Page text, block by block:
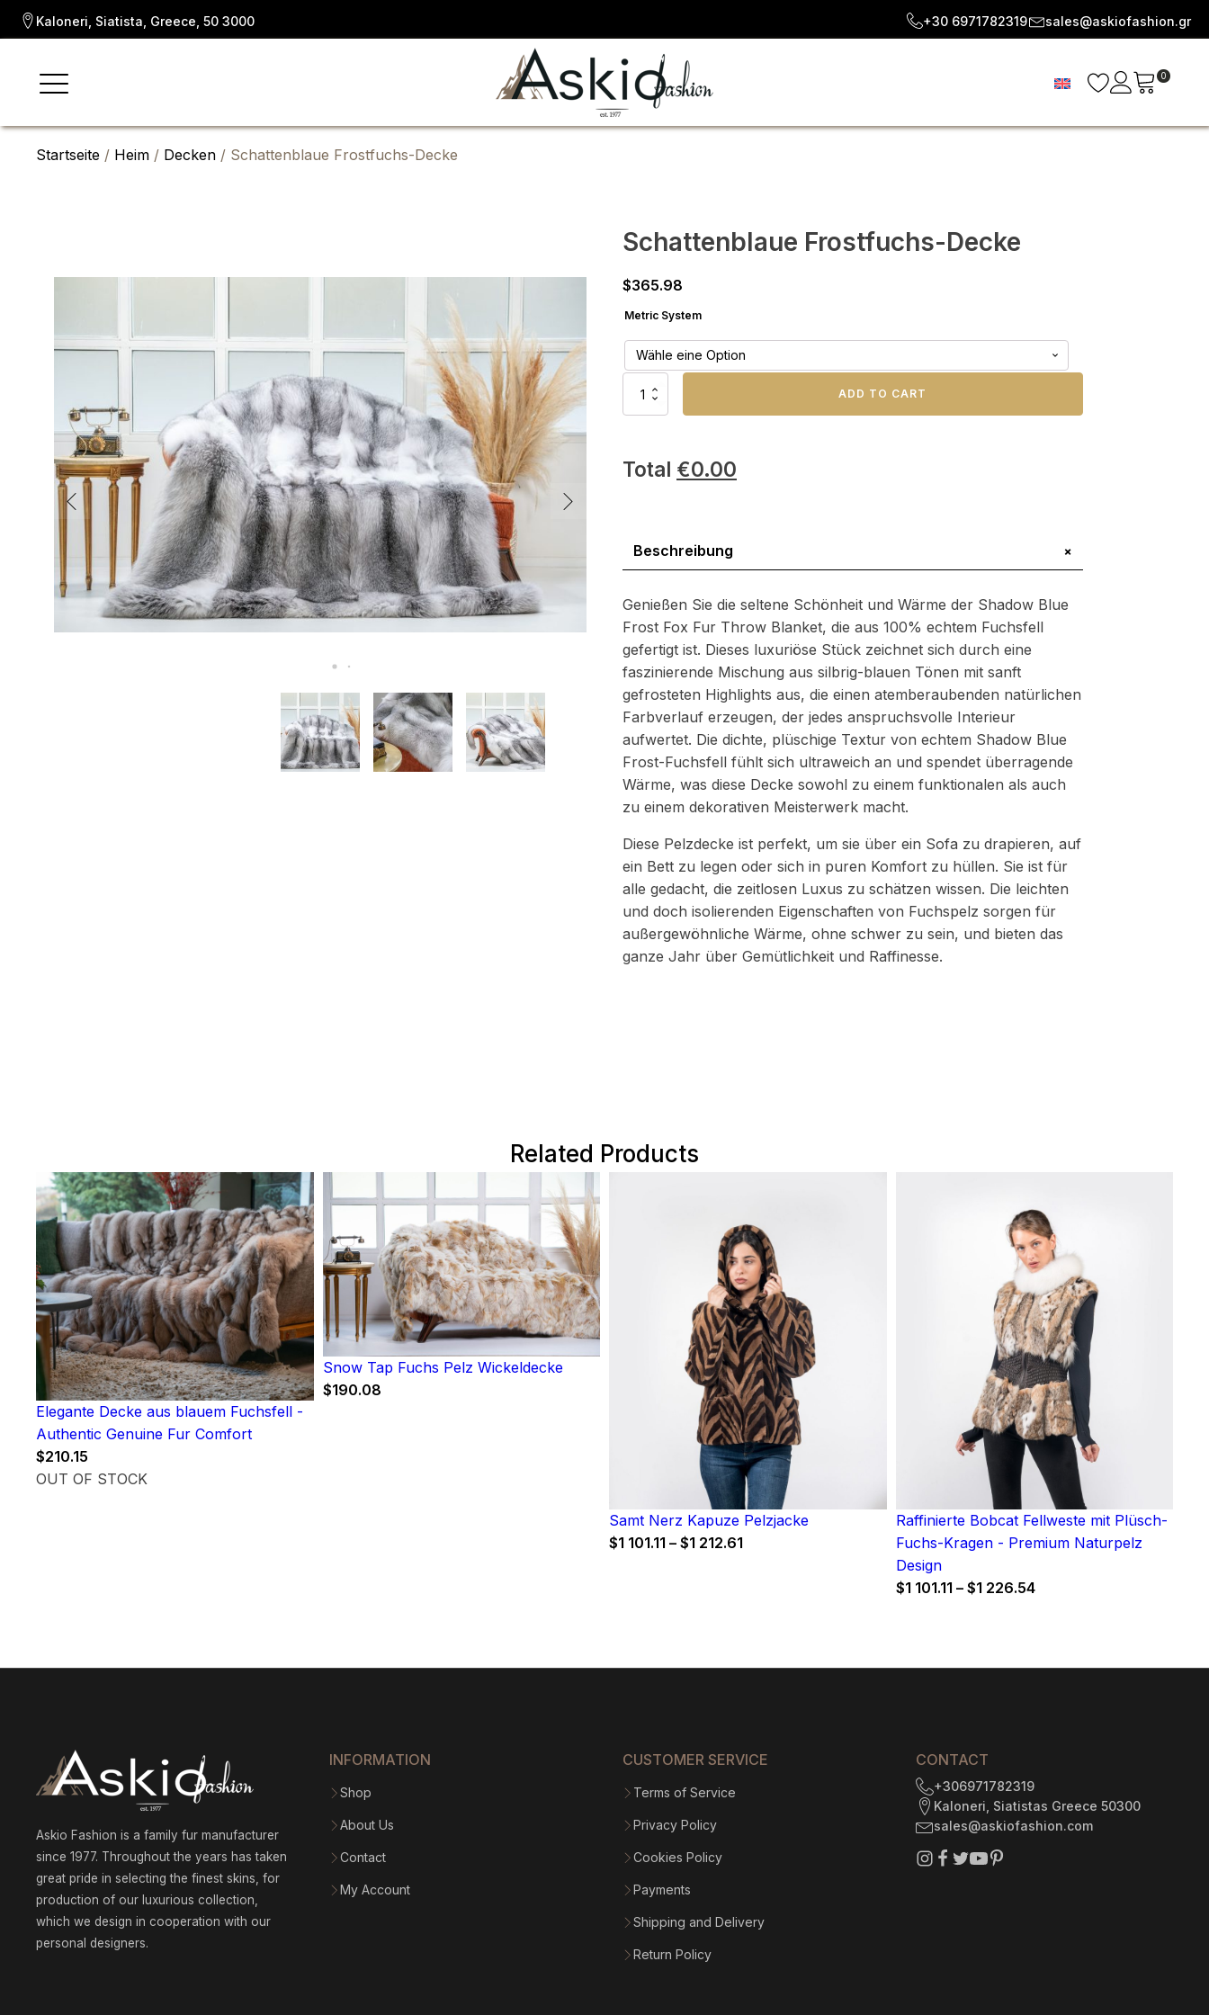
Kaloneri, Siatista, Greece, 50 3000 +30 6971782319 sales@askiofashion.gr
0
Startseite / Heim / Decken / Schattenblaue Frostfuchs-Decke
Schattenblaue Frostfuchs-Decke
$365.98
Metric System
Schattenblaue
ADD TO CART
Total €0.00
Beschreibung +
Genießen Sie die seltene Schönheit und Wärme der Shadow Blue
Frost Fox Fur Throw Blanket, die aus 100% echtem Fuchsfell
gefertigt ist. Dieses luxuriöse Stück zeichnet sich durch eine
faszinierende Mischung aus silbrig-blauen Tönen mit sanft
gefrosteten Highlights aus, die einen atemberaubenden natürlichen
Farbverlauf erzeugen, der jedes anspruchsvolle Interieur
aufwertet. Die dichte, plüschige Textur von echtem Shadow Blue
Frost-Fuchsfell fühlt sich ultraweich an und spendet überragende
Wärme, was diese Decke sowohl zu einem funktionalen als auch
zu einem dekorativen Meisterwerk macht.
Diese Pelzdecke ist perfekt, um sie über ein Sofa zu drapieren, auf
ein Bett zu legen oder sich in puren Komfort zu hüllen. Sie ist für
alle gedacht, die zeitlosen Luxus zu schätzen wissen. Die leichten
und doch isolierenden Eigenschaften von Fuchspelz sorgen für
außergewöhnliche Wärme, ohne schwer zu sein, und bieten das
ganze Jahr über Gemütlichkeit und Raffinesse.
Related Products
Elegante Decke aus blauem Fuchsfell -
Authentic Genuine Fur Comfort
$210.15
OUT OF STOCK
Snow Tap Fuchs Pelz Wickeldecke
$190.08
Samt Nerz Kapuze Pelzjacke
$1 101.11 – $1 212.61
Raffinierte Bobcat Fellweste mit Plüsch-
Fuchs-Kragen - Premium Naturpelz
Design
$1 101.11 – $1 226.54Price
Askio Fashion is a family fur manufacturer
since 1977. Throughout the years has taken
great pride in selecting the finest skins, for
production of our luxurious collection,
which we design in cooperation with our
personal designers.
INFORMATION
Shop
About Us
Contact
My Account
CUSTOMER SERVICE
Terms of Service
Privacy Policy
Cookies Policy
Payments
Shipping and Delivery
Return Policy
CONTACT
+306971782319
Kaloneri, Siatistas Greece 50300
sales@askiofashion.com